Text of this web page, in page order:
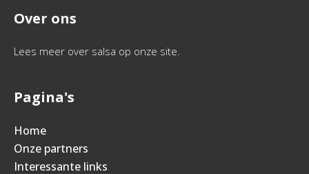
Over ons
Lees meer over salsa op onze site.
Pagina's
Home
Onze partners
Interessante links